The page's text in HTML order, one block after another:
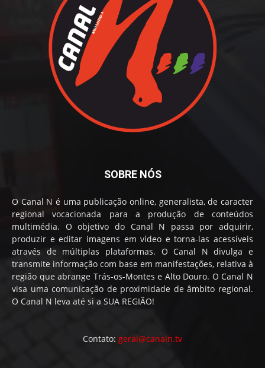
SOBRE NÓS
O Canal N é uma publicação online, generalista, de caracter
regional vocacionada para a produção de conteúdos
multimédia. O objetivo do Canal N passa por adquirir,
produzir e editar imagens em vídeo e torna-las acessíveis
através de múltiplas plataformas. O Canal N divulga e
transmite informação com base em manifestações, relativa à
região que abrange Trás-os-Montes e Alto Douro. O Canal N
visa uma comunicação de proximidade de âmbito regional.
O Canal N leva até si a SUA REGIÃO!
Contato: geral@canaln.tv